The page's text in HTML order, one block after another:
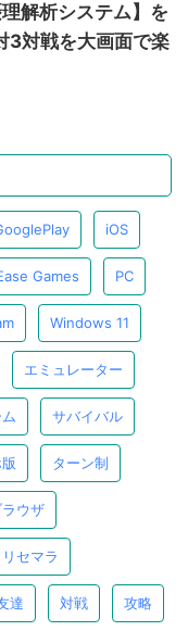
解析システム】を
3対戦を大画面で楽
iOS
Games PC
Windows 11
エミュレーター
サバイバル
ターン制
ラウザ
リセマラ
達 対戦 攻略